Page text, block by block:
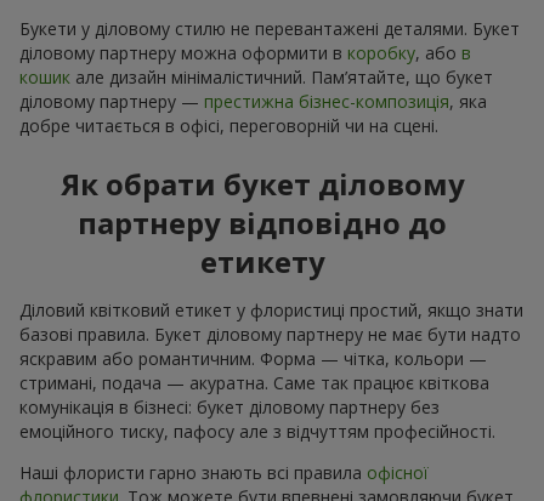
Букети у діловому стилю не перевантажені деталями. Букет
діловому партнеру можна оформити в коробку, або в
кошик але дизайн мінімалістичний. Пам’ятайте, що букет
діловому партнеру — престижна бізнес-композиція, яка
добре читається в офісі, переговорній чи на сцені.
Як обрати букет діловому
партнеру відповідно до
етикету
Діловий квітковий етикет у флористиці простий, якщо знати
базові правила. Букет діловому партнеру не має бути надто
яскравим або романтичним. Форма — чітка, кольори —
стримані, подача — акуратна. Саме так працює квіткова
комунікація в бізнесі: букет діловому партнеру без
емоційного тиску, пафосу але з відчуттям професійності.
Наші флористи гарно знають всі правила офісної
флористики . Тож можете бути впевнені замовляючи букет